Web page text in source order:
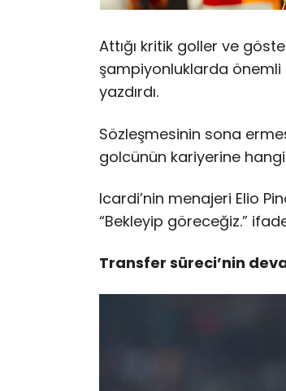
Attığı kritik goller ve
şampiyonluklarda önemli
yazdırdı.
Sözleşmesinin sona
golcünün kariyerine
Icardi’nin menajeri Elio
“Bekleyip göreceğiz.”
Transfer süreci’nin